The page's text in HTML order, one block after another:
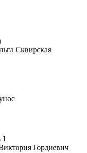
Сквирская
Гордиевич